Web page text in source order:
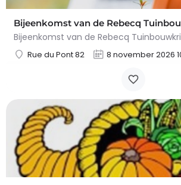
Bijeenkomst van de Rebecq
Rue du Pont 82 8 november 2026